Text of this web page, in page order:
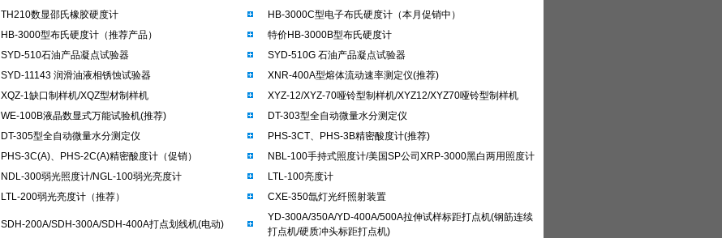
TH210数显邵氏橡胶硬度计
HB-3000C型电子布氏硬度计（本月促销中）
HB-3000型布氏硬度计（推荐产品）
特价HB-3000B型布氏硬度计
SYD-510石油产品凝点试验器
SYD-510G 石油产品凝点试验器
SYD-11143 润滑油液相锈蚀试验器
XNR-400A型熔体流动速率测定仪(推荐)
XQZ-1缺口制样机/XQZ型材制样机
XYZ-12/XYZ-70哑铃型制样机/XYZ12/XYZ70哑铃型制样机
WE-100B液晶数显式万能试验机(推荐)
DT-303型全自动微量水分测定仪
DT-305型全自动微量水分测定仪
PHS-3CT、PHS-3B精密酸度计(推荐)
PHS-3C(A)、PHS-2C(A)精密酸度计（促销）
NBL-100手持式照度计/美国SP公司XRP-3000黑白两用照度计
NDL-300弱光照度计/NGL-100弱光亮度计
LTL-100亮度计
LTL-200弱光亮度计（推荐）
CXE-350氙灯光纤照射装置
SDH-200A/SDH-300A/SDH-400A打点划线机(电动)
YD-300A/350A/YD-400A/500A拉伸试样标距打点机(钢筋连续
打点机/硬质冲头标距打点机)